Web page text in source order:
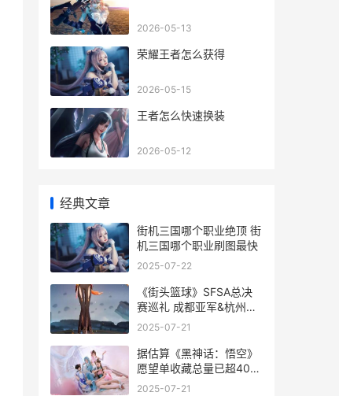
2026-05-13
荣耀王者怎么获得
2026-05-15
王者怎么快速换装
2026-05-12
经典文章
街机三国哪个职业绝顶 街
机三国哪个职业刷图最快
2025-07-22
《街头篮球》SFSA总决
赛巡礼 成都亚军&杭州冠
军任重道远_ 《街头篮
2025-07-21
据估算《黑神话：悟空》
愿望单收藏总量已超400
万_ 黑神话预算
2025-07-21